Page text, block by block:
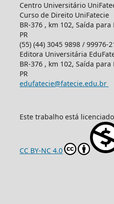
Centro Universitário
Curso de Direito UniFatecie
BR-376 , km 102, Saída
PR
(55) (44) 3045 9898 / 99976-
Editora Universitária
BR-376 , km 102, Saída
PR
edufatecie@fatecie.edu.br
Este trabalho está
CC BY-NC 4.0